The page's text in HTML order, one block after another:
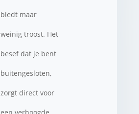
biedt maar
weinig troost. Het
besef dat je bent
buitengesloten,
zorgt direct voor